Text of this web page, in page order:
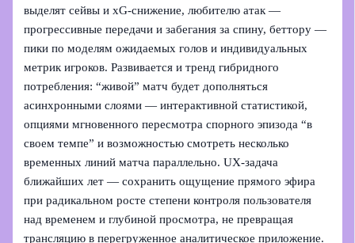
выделят сейвы и xG‑снижение, любителю атак —
прогрессивные передачи и забегания за спину, беттору —
пики по моделям ожидаемых голов и индивидуальных
метрик игроков. Развивается и тренд гибридного
потребления: “живой” матч будет дополняться
асинхронными слоями — интерактивной статистикой,
опциями мгновенного пересмотра спорного эпизода “в
своем темпе” и возможностью смотреть несколько
временных линий матча параллельно. UX‑задача
ближайших лет — сохранить ощущение прямого эфира
при радикальном росте степени контроля пользователя
над временем и глубиной просмотра, не превращая
трансляцию в перегруженное аналитическое приложение.